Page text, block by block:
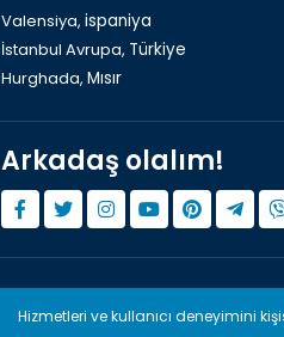
Valensiya, ispaniya
İstanbul Avrupa, Türkiye
Hurghada, Mısır
Arkadaş olalım!
Hizmetleri ve kullanıcı deneyimini